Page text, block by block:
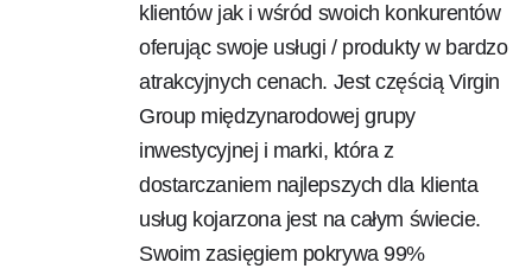
klientów jak i wśród swoich konkurentów
oferując swoje usługi / produkty w bardzo
atrakcyjnych cenach. Jest częścią Virgin
Group międzynarodowej grupy
inwestycyjnej i marki, która z
dostarczaniem najlepszych dla klienta
usług kojarzona jest na całym świecie.
Swoim zasięgiem pokrywa 99%